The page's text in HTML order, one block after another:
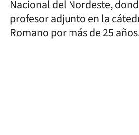
Nacional del Nordeste,
profesor adjunto en la
Romano por más de 25 años.